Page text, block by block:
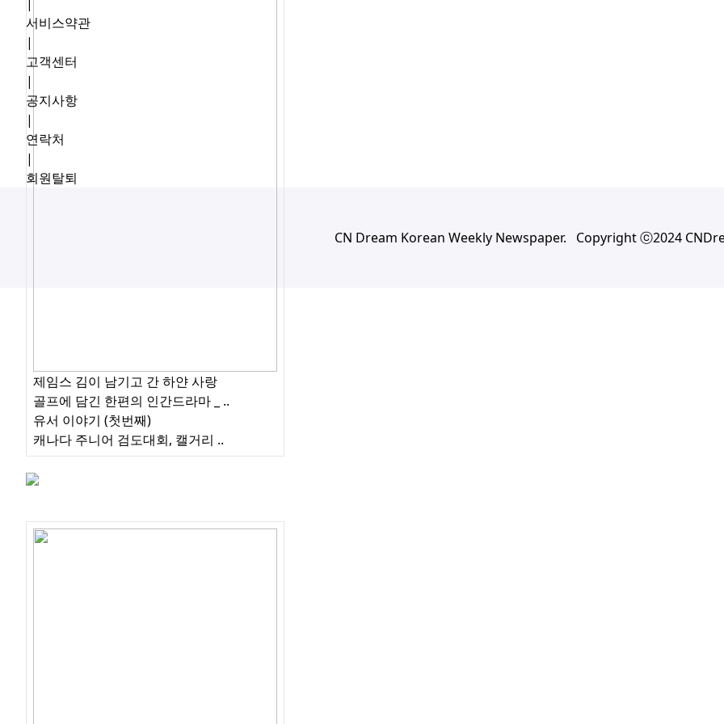
제임스 김이 남기고 간 하얀 사랑
골프에 담긴 한편의 인간드라마 _ ..
유서 이야기 (첫번째)
캐나다 주니어 검도대회, 캘거리 ..
서비스약관
|
고객센터
|
공지사항
|
연락처
|
회원탈퇴
CN Dream Korean Weekly Newspaper. Copyright ⓒ2024